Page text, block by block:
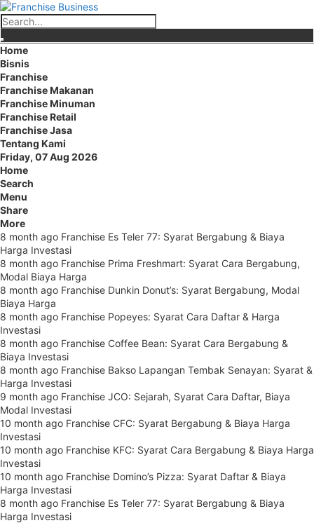
Home
Bisnis
Franchise
Franchise Makanan
Franchise Minuman
Franchise Retail
Franchise Jasa
Tentang Kami
Friday, 07 Aug 2026
Home
Search
Menu
Share
More
8 month ago Franchise Es Teler 77: Syarat Bergabung & Biaya
Harga Investasi
8 month ago Franchise Prima Freshmart: Syarat Cara Bergabung,
Modal Biaya Harga
8 month ago Franchise Dunkin Donut’s: Syarat Bergabung, Modal
Biaya Harga
8 month ago Franchise Popeyes: Syarat Cara Daftar & Harga
Investasi
8 month ago Franchise Coffee Bean: Syarat Cara Bergabung &
Biaya Investasi
8 month ago Franchise Bakso Lapangan Tembak Senayan: Syarat &
Harga Investasi
9 month ago Franchise JCO: Sejarah, Syarat Cara Daftar, Biaya
Modal Investasi
10 month ago Franchise CFC: Syarat Bergabung & Biaya Harga
Investasi
10 month ago Franchise KFC: Syarat Cara Bergabung & Biaya Harga
Investasi
10 month ago Franchise Domino’s Pizza: Syarat Daftar & Biaya
Harga Investasi
8 month ago Franchise Es Teler 77: Syarat Bergabung & Biaya
Harga Investasi